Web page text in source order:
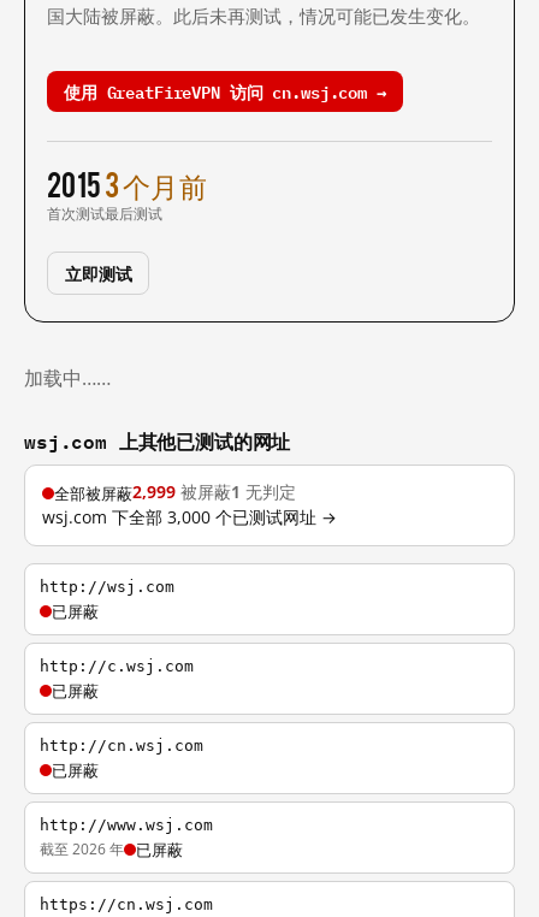
国大陆被屏蔽。此后未再测试，情况可能已发生变化。
使用 GreatFireVPN 访问 cn.wsj.com →
2015
首次测试
3 个月前
最后测试
立即测试
加载中……
wsj.com 上其他已测试的网址
全部被屏蔽2,999 被屏蔽1 无判定
wsj.com 下全部 3,000 个已测试网址 →
http://wsj.com
已屏蔽
http://c.wsj.com
已屏蔽
http://cn.wsj.com
已屏蔽
http://www.wsj.com
截至 2026 年 已屏蔽
https://cn.wsj.com